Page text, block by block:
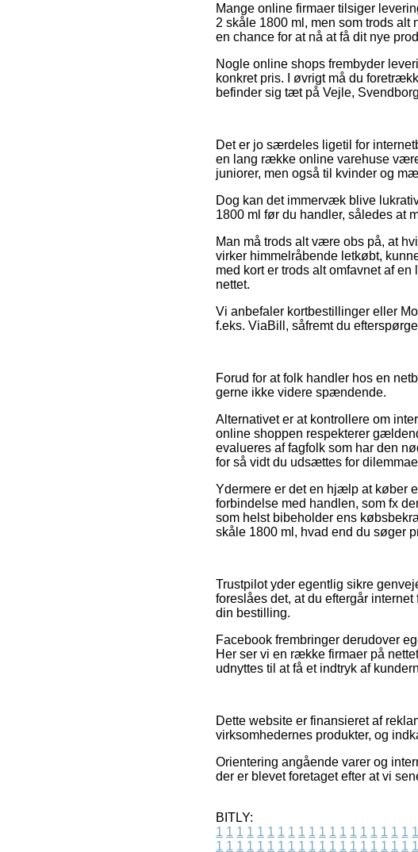
Mange online firmaer tilsiger
2 skåle 1800 ml, men som trods
en chance for at nå at få dit nye
Nogle online shops frembyder
konkret pris. I øvrigt må du
befinder sig tæt på Vejle,
Det er jo særdeles ligetil for
en lang række online varehuse
juniorer, men også til kvinder og
Dog kan det immervæk blive
1800 ml før du handler, således at
Man må trods alt være obs på, at
virker himmelråbende letkøbt,
med kort er trods alt omfavnet af
nettet.
Vi anbefaler kortbestillinger eller
f.eks. ViaBill, såfremt du
Forud for at folk handler hos en
gerne ikke videre spændende.
Alternativet er at kontrollere om
online shoppen respekterer
evalueres af fagfolk som har den
for så vidt du udsættes for
Ydermere er det en hjælp at køber
forbindelse med handlen, som fx
som helst bibeholder ens
skåle 1800 ml, hvad end du søger
Trustpilot yder egentlig sikre
foreslåes det, at du eftergår
din bestilling.
Facebook frembringer derudover
Her ser vi en række firmaer på
udnyttes til at få et indtryk af
Dette website er finansieret af
virksomhedernes produkter, og
Orientering angående varer og
der er blevet foretaget efter at vi
BITLY:
1 1 1 1 1 1 1 1 1 1 1 1 1 1 1 1 1 1 1 1
1 1 1 1 1 1 1 1 1 1 1 1 1 1 1 1 1 1 1 1